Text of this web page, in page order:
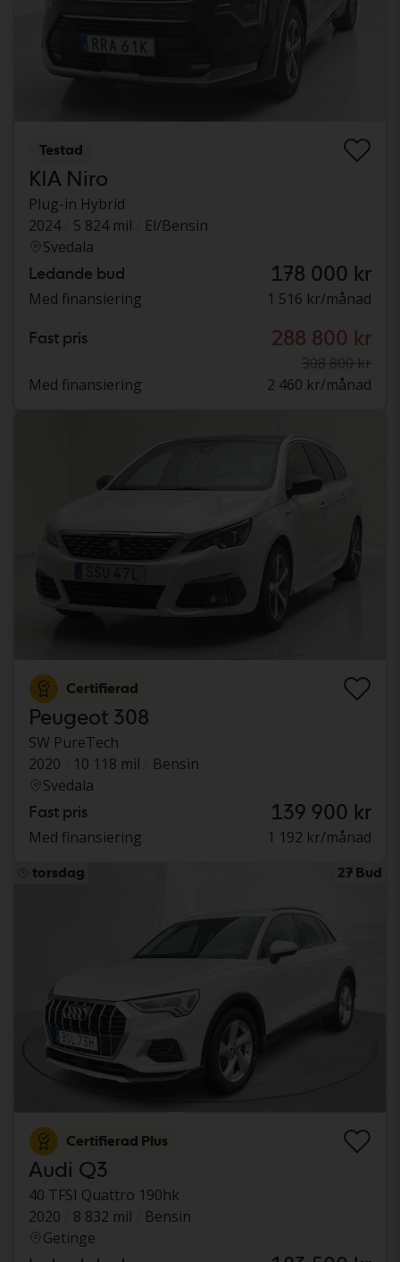
Testad
KIA Niro
Plug-in Hybrid
2024
5 824 mil
El/Bensin
Svedala
Ledande bud 178 000 kr
Med finansiering 1 516 kr/månad
Fast pris 288 800 kr
308 800 kr
Med finansiering
2 460 kr/månad
Certifierad
Peugeot 308
SW PureTech
2020
10 118 mil
Bensin
Svedala
Fast pris 139 900 kr
Med finansiering 1 192 kr/månad
torsdag 27 Bud
Certifierad Plus
Audi Q3
40 TFSI Quattro 190hk
2020
8 832 mil
Bensin
Getinge